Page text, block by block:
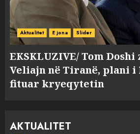
Aktualitet E jona Slider
EKSKLUZIVE/ Tom Doshi
Veliajn në Tiranë, plani i
fituar kryeqytetin
AKTUALITET